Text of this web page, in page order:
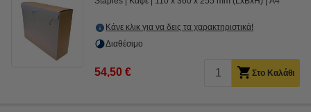
Κάνε κλικ για να δεις τα χαρακτηριστικά!
Διαθέσιμο
54,50 € Στο Καλάθι